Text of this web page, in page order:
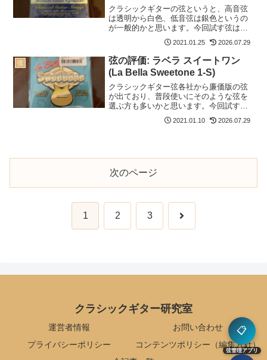
900-B Black Nylon & Golden
Alloy Polished)
クラシックギターの弦というと、高音弦
は透明から白色、低音弦は銀色というの
が一般的かと思います。今回試す弦はそ
の常識から離れた色となっています。果
たしてどのような音がするのでしょう
か。以下の記事で本ブログの弦のレビュ
ー/感想/情報記事をまとめ...
2021.01.25 2026.07.29
弦
弦の評価: ラベラ スイートワン
(La Bella Sweetone 1-S)
クラシックギター弦各社から廉価版の弦
が出ており、普段使いにそのような弦を
選ぶ方も多いかと思います。今回試すの
は日本ではあまりメジャーとは言えな
い、ラベラの廉価版弦です。思っていた
2021.01.10 2026.07.29
次のページ
1 2 3 次
クラシックギター研究室
運営者情報
お問い合わせ
プライバシーポリシー
コンテンツポリシー（編集方針）
📋
弦管理アプリ